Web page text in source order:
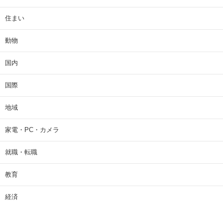
住まい
動物
国内
国際
地域
家電・PC・カメラ
就職・転職
教育
経済